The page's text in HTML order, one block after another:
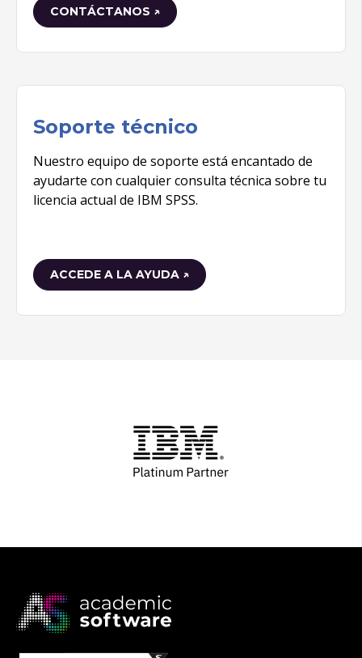
CONTÁCTANOS ↗
Soporte técnico
Nuestro equipo de soporte está encantado de
ayudarte con cualquier consulta técnica sobre tu
licencia actual de IBM SPSS.
ACCEDE A LA AYUDA ↗